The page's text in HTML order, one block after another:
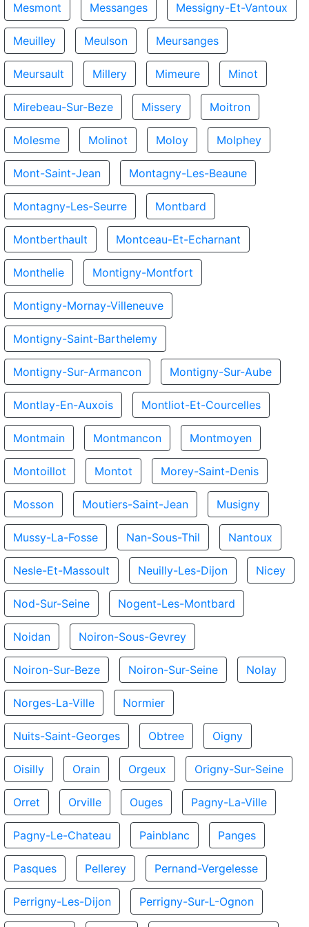
Mesmont Messanges Messigny-Et-Vantoux
Meuilley Meulson Meursanges
Meursault Millery Mimeure Minot
Mirebeau-Sur-Beze Missery Moitron
Molesme Molinot Moloy Molphey
Mont-Saint-Jean Montagny-Les-Beaune
Montagny-Les-Seurre Montbard
Montberthault Montceau-Et-Echarnant
Monthelie Montigny-Montfort
Montigny-Mornay-Villeneuve
Montigny-Saint-Barthelemy
Montigny-Sur-Armancon Montigny-Sur-Aube
Montlay-En-Auxois Montliot-Et-Courcelles
Montmain Montmancon Montmoyen
Montoillot Montot Morey-Saint-Denis
Mosson Moutiers-Saint-Jean Musigny
Mussy-La-Fosse Nan-Sous-Thil Nantoux
Nesle-Et-Massoult Neuilly-Les-Dijon Nicey
Nod-Sur-Seine Nogent-Les-Montbard
Noidan Noiron-Sous-Gevrey
Noiron-Sur-Beze Noiron-Sur-Seine Nolay
Norges-La-Ville Normier
Nuits-Saint-Georges Obtree Oigny
Oisilly Orain Orgeux Origny-Sur-Seine
Orret Orville Ouges Pagny-La-Ville
Pagny-Le-Chateau Painblanc Panges
Pasques Pellerey Pernand-Vergelesse
Perrigny-Les-Dijon Perrigny-Sur-L-Ognon